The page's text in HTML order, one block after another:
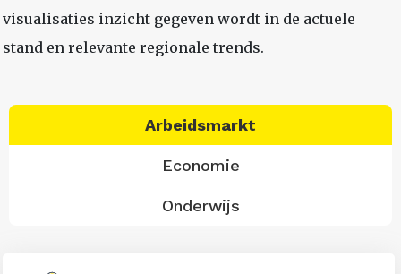
visualisaties inzicht gegeven wordt in de actuele
stand en relevante regionale trends.
Arbeidsmarkt
Economie
Onderwijs